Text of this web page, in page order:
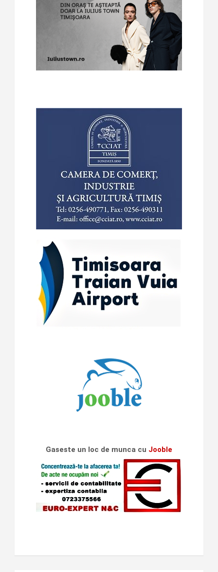
Gaseste un loc de munca cu Jooble